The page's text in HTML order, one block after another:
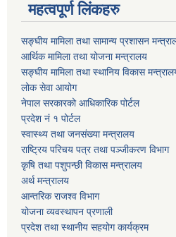
महत्वपूर्ण लिंकहरु
सङ्घीय मामिला तथा सामान्य प्रशासन
आर्थिक मामिला तथा योजना मन्त्रालय
सङ्घीय मामिला तथा स्थानिय विकास
लोक सेवा आयोग
नेपाल सरकारको आधिकारिक पोर्टल
प्रदेश नं १ पोर्टल
स्वास्थ्य तथा जनसंख्या मन्त्रालय
राष्ट्रिय परिचय पत्र तथा पञ्जीकरण विभाग
कृषि तथा पशुपन्छी विकास मन्त्रालय
अर्थ मन्त्रालय
आन्तरिक राजश्व विभाग
योजना व्यवस्थापन प्रणाली
प्रदेश तथा स्थानीय सहयोग कार्यक्रम